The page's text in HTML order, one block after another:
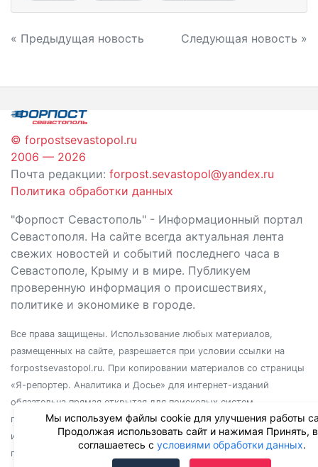
Навигация
записям
« Предыдущая новость Следующая новость »
© forpostsevastopol.ru
2006 — 2026
Почта редакции: forpost.sevastopol@yandex.ru
Политика обработки данных
"Форпост Севастополь" - Информационный портал
Севастополя. На сайте всегда актуальная лента
свежих новостей и событий последнего часа в
Севастополе, Крыму и в мире. Публикуем
проверенную информация о происшествиях,
политике и экономике в городе.
Все права защищены. Использование любых материалов,
размещенных на сайте, разрешается при условии ссылки на
forpostsevastopol.ru. При копировании материалов со страницы
«Я-репортер. Аналитика и Досье» для интернет-изданий
обязательна прямая открытая для поисковых систем
гиперссылка. Независимо от полного или частичного
использования материалов, ссылка должна быть размещена в
подзаголовке или первом абзаце материала.
Мы используем файлы cookie для улучшения работы
Продолжая использовать сайт и нажимая Принять,
соглашаетесь с условиями обработки данных.